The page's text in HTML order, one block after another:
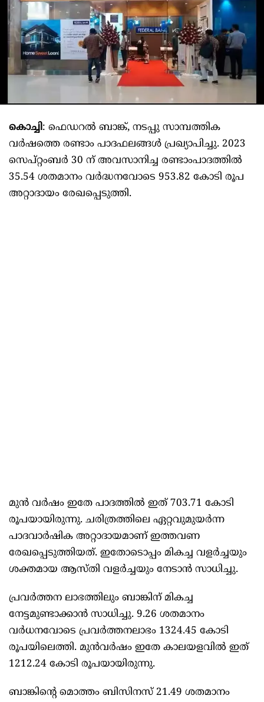
കൊച്ചി: ഫെഡറൽ ബാങ്ക്, നടപ്പു സാമ്പത്തിക
വർഷത്തെ രണ്ടാം പാദഫലങ്ങൾ പ്രഖ്യാപിച്ചു. 2023
സെപ്റ്റംബർ 30 ന് അവസാനിച്ച രണ്ടാംപാദത്തിൽ
35.54 ശതമാനം വർദ്ധനവോടെ 953.82 കോടി രൂപ
അറ്റാദായം രേഖപ്പെടുത്തി.
മുന്‍ വര്‍ഷം ഇതേ പാദത്തില്‍ ഇത് 703.71 കോടി
രൂപയായിരുന്നു. ചരിത്രത്തിലെ ഏറ്റവുമുയർന്ന
പാദവാർഷിക അറ്റാദായമാണ് ഇത്തവണ
രേഖപ്പെടുത്തിയത്. ഇതോടൊപ്പം മികച്ച വളർച്ചയും
ശക്തമായ ആസ്തി വളർച്ചയും നേടാൻ സാധിച്ചു.
പ്രവര്‍ത്തന ലാഭത്തിലും ബാങ്കിന് മികച്ച
നേട്ടമുണ്ടാക്കാൻ സാധിച്ചു. 9.26 ശതമാനം
വര്‍ധനവോടെ പ്രവർത്തനലാഭം 1324.45 കോടി
രൂപയിലെത്തി. മുന്‍വര്‍ഷം ഇതേ കാലയളവിൽ ഇത്
1212.24 കോടി രൂപയായിരുന്നു.
ബാങ്കിന്റെ മൊത്തം ബിസിനസ് 21.49 ശതമാനം